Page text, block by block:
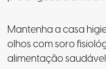
Mantenha a casa
olhos com soro
alimentação